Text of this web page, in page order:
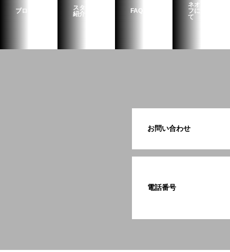
ブログ
スタッフ
紹介
FAQ
ネオライ
フについ
て
お問い合わせ
電話番号